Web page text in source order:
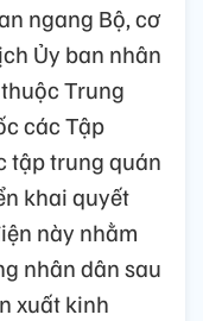
ngang Bộ, cơ
Ủy ban nhân
Trung
các Tập
tập trung quán
khai quyết
này nhằm
nhân dân sau
xuất kinh